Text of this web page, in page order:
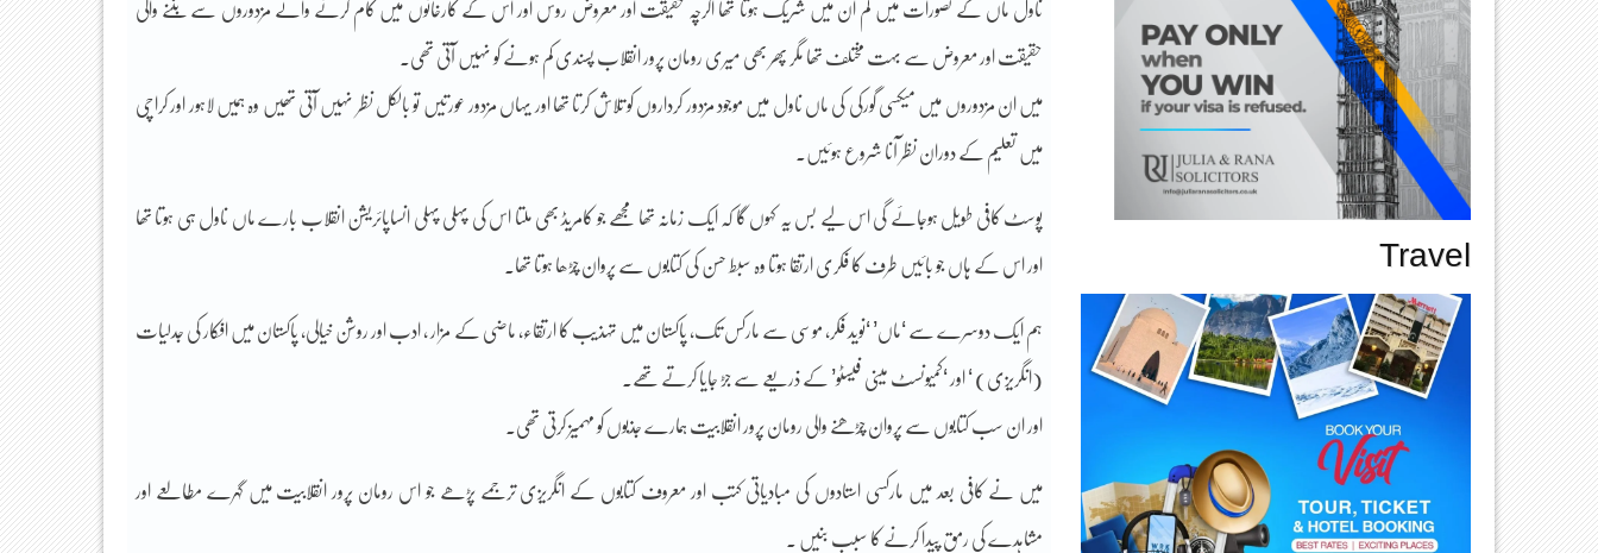
ناول ماں کے تصورات میں گم ان میں شریک ہوتا تھا اگرچہ حقیقت اور معروض روس اور اس کے کارخانوں میں کام کرنے والے مزدوروں سے بننے والی
حقیقت اور معروض سے بہت مختلف تھا مگر پھر بھی میری رومان پرور انقلاب پسندی کم ہونے کو نہیں آتی تھی۔
میں ان مزدوروں میں میکسی گورکی کی ماں ناول میں موجود مزدور کرداروں کو تلاش کرتا تھا اور یہاں مزدور عورتیں تو بالکل نظر نہیں آتی تھیں وہ ہمیں لاہور اور کراچی
میں تعلیم کے دوران نظر آنا شروع ہوئیں۔
پوسٹ کافی طویل ہوجائے گی اس لیے بس یہ کہوں گا کہ ایک زمانہ تھا مجھے جو کامریڈ بھی ملتا اس کی پہلی پہلی انساپائریشن انقلاب بارے ماں ناول ہی ہوتا تھا
اور اس کے ہاں جو بائیں طرف کا فکری ارتقا ہوتا وہ سبط حسن کی کتابوں سے پروان چڑھا ہوتا تھا۔
ہم ایک دوسرے سے ‘ماں’ ‘نوید فکر، موسی سے مارکس تک، پاکستان میں تہذیب کا ارتقاء، ماضی کے مزار ، ادب اور روشن خیالی، پاکستان میں افکار کی جدلیات
(انگریزی) ‘ اور ‘کمیونسٹ مینی فیسٹو’ کے ذریعے سے جڑ جایا کرتے تھے۔
اور ان سب کتابوں سے پروان چڑھنے والی رومان پرور انقلابیت ہمارے جذبوں کو مہمیز کرتی تھی۔
میں نے کافی بعد میں مارکسی استادوں کی مبادیاتی کتب اور معروف کتابوں کے انگریزی ترجمے پڑھے جو اس رومان پرور انقلابیت میں گہرے مطالعے اور
مشاہدے کی رمق پیدا کرنے کا سبب بنیں ۔
Travel